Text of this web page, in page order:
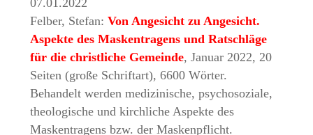
Felber, Stefan: Von Angesicht zu Angesicht.
Aspekte des Maskentragens und Ratschläge
für die christliche Gemeinde, Januar 2022, 20
Seiten (große Schriftart), 6600 Wörter.
Behandelt werden medizinische, psychosoziale,
theologische und kirchliche Aspekte des
Maskentragens bzw. der Maskenpflicht.